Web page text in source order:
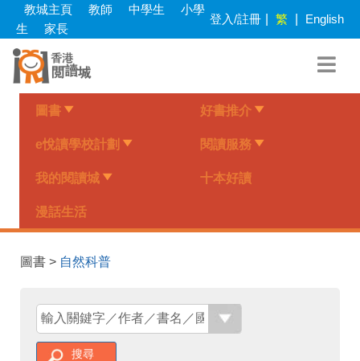
Skip
main
content
教城主頁 教師 中學生
小學
生
家長
登入/註冊 繁 English
圖書 好書推介
e悅讀學校計劃 閱讀服務
我的閱讀城 十本好讀
漫話生活
圖書 > 自然科普
搜尋